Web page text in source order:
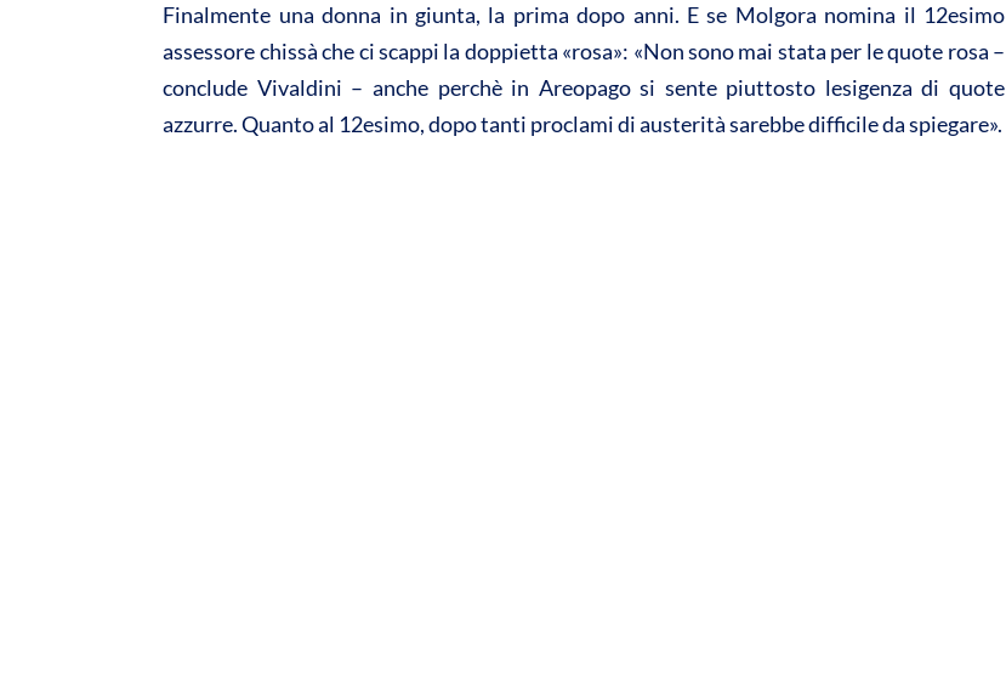
Finalmente una donna in giunta, la prima dopo anni. E se Molgora nomina il 12esimo
assessore chissà che ci scappi la doppietta «rosa»: «Non sono mai stata per le quote rosa –
conclude Vivaldini – anche perchè in Areopago si sente piuttosto lesigenza di quote
azzurre. Quanto al 12esimo, dopo tanti proclami di austerità sarebbe difficile da spiegare».